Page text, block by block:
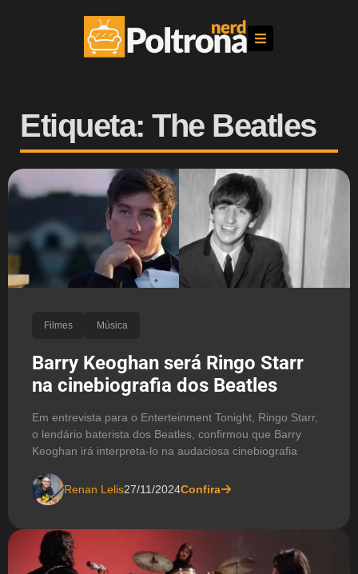
Etiqueta: The Beatles
Filmes Música
Barry Keoghan será Ringo Starr
na cinebiografia dos Beatles
Em entrevista para o Enterteinment Tonight, Ringo Starr,
o lendário baterista dos Beatles, confirmou que Barry
Keoghan irá interpreta-lo na audaciosa cinebiografia
Renan Lelis27/11/2024Confira